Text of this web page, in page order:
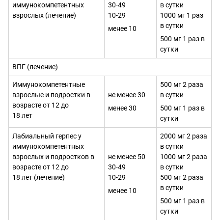
иммунокомпетентных
взрослых (лечение)
30-49
10-29
менее 10
в сутки
1000 мг 1 раз
в сутки
500 мг 1 раз в
сутки
ВПГ (лечение)
Иммунокомпетентные
взрослые и подростки в
возрасте от 12 до
18 лет
не менее 30
менее 30
500 мг 2 раза
в сутки
500 мг 1 раз в
сутки
Лабиальный герпес у
иммунокомпетентных
взрослых и подростков в
возрасте от 12 до
18 лет (лечение)
не менее 50
30-49
10-29
менее 10
2000 мг 2 раза
в сутки
1000 мг 2 раза
в сутки
500 мг 2 раза
в сутки
500 мг 1 раз в
сутки